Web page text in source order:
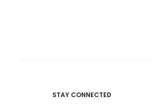
STAY CONNECTED